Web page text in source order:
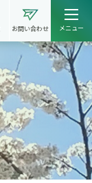
お問い合わせ メニュー